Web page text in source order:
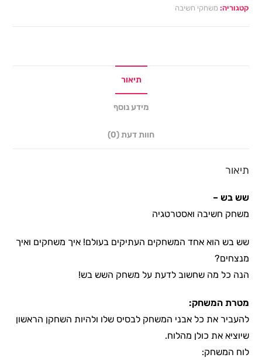
קטגוריה: משחקי חשיבה
תיאור
מידע נוסף
חוות דעת (0)
תיאור
שש בש –
משחק חשיבה ואסטרטגיה
שש בש הוא אחד המשחקים העתיקים בעולם! איך משחקים ואיך
מנצחים?
הנה כל מה שחשוב לדעת על משחק השש בש!
מטרת המשחק:
להעביר את כל אבני המשחק לבסיס שלו ולהיות השחקן הראשון
שיוציא את כולן מהלוח.
לוח המשחק: